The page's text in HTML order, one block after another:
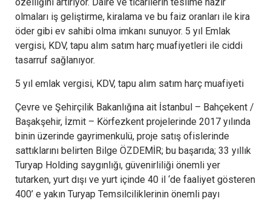
olmaları iş geliştirme, kiralama ve bu faiz oranları ile kira
öder gibi ev sahibi olma imkanı sunuyor. 5 yıl Emlak
vergisi, KDV, tapu alım satım harç muafiyetleri ile ciddi
tasarruf sağlanıyor.
5 yıl emlak vergisi, KDV, tapu alım satım harç muafiyeti
Çevre ve Şehirçilik Bakanlığına ait İstanbul – Bahçekent /
Başakşehir, İzmit – Körfezkent projelerinde 2017 yılında
binin üzerinde gayrimenkulü, proje satış ofislerinde
sattıklarını belirten Bilge ÖZDEMİR; bu başarıda; 33 yıllık
Turyap Holding saygınlığı, güvenirliliği önemli yer
tutarken, yurt dışı ve yurt içinde 40 il ‘de faaliyet gösteren
400’ e yakın Turyap Temsilciliklerinin önemli payı